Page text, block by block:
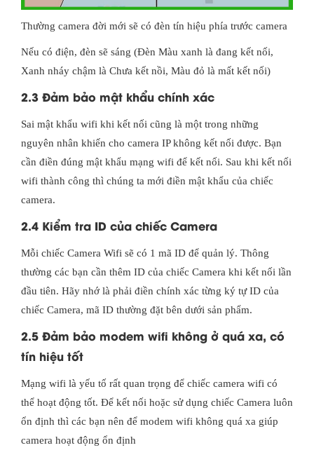
Thường camera đời mới sẽ có đèn tín hiệu phía trước camera
Nếu có điện, đèn sẽ sáng (Đèn Màu xanh là đang kết nối,
Xanh nháy chậm là Chưa kết nồi, Màu đỏ là mất kết nối)
2.3 Đảm bảo mật khẩu chính xác
Sai mật khẩu wifi khi kết nối cũng là một trong những
nguyên nhân khiến cho camera IP không kết nối được. Bạn
cần điền đúng mật khẩu mạng wifi để kết nối. Sau khi kết nối
wifi thành công thì chúng ta mới điền mật khẩu của chiếc
camera.
2.4 Kiểm tra ID của chiếc Camera
Mỗi chiếc Camera Wifi sẽ có 1 mã ID để quản lý. Thông
thường các bạn cần thêm ID của chiếc Camera khi kết nối lần
đầu tiên. Hãy nhớ là phải điền chính xác từng ký tự ID của
chiếc Camera, mã ID thường đặt bên dưới sản phẩm.
2.5 Đảm bảo modem wifi không ở quá xa, có
tín hiệu tốt
Mạng wifi là yếu tố rất quan trọng để chiếc camera wifi có
thể hoạt động tốt. Để kết nối hoặc sử dụng chiếc Camera luôn
ổn định thì các bạn nên để modem wifi không quá xa giúp
camera hoạt động ổn định